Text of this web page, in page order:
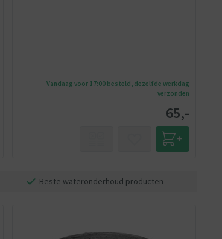
Vandaag voor 17:00 besteld, dezelfde werkdag
verzonden
65,-
Beste wateronderhoud producten